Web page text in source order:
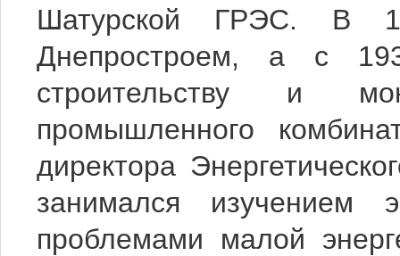
Шатурской ГРЭС. В
Днепростроем, а с
строительству и
промышленного
директора
занимался изучением
проблемами малой